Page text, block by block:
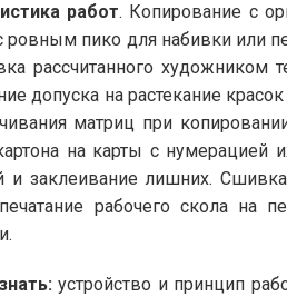
работ. Копирование с
ровным пико для набивки или
рассчитанного художником
допуска на растекание
матриц при
на карты с
и заклеивание лишних.
рабочего скола на
устройство и принцип